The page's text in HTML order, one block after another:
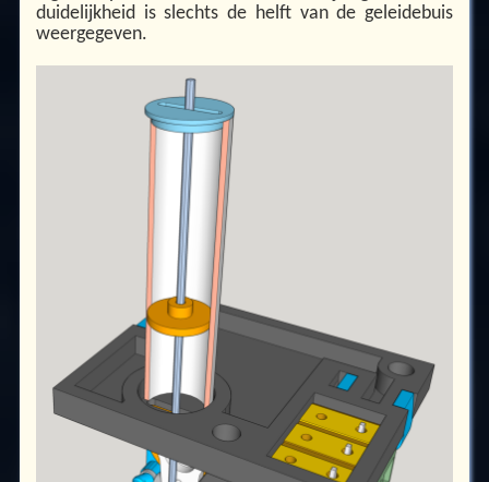
duidelijkheid is slechts de helft van de geleidebuis
weergegeven.